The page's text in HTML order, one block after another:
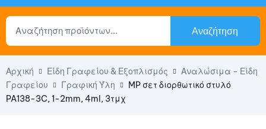
Αναζήτηση
Αρχική Είδη Γραφείου & Εξοπλισμός
Αναλώσιμα - Είδη
Γραφείου
Γραφική Ύλη
MP σετ διορθωτικό στυλό
PA138-3C, 1-2mm, 4ml, 3τμχ